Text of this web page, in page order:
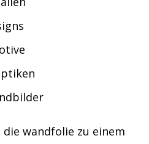
die wandfolie zu einem